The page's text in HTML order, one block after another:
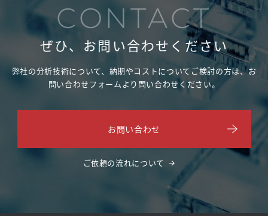
CONTACT
ぜひ、お問い合わせください
弊社の分析技術について、納期やコストについてご検討の方は、お
問い合わせフォームより問い合わせください。
お問い合わせ
ご依頼の流れについて